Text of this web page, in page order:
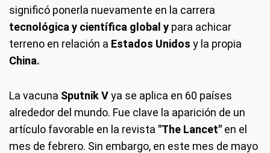
significó ponerla nuevamente en la carrera
tecnológica y científica global y para achicar
terreno en relación a Estados Unidos y la propia
China.
La vacuna Sputnik Vya se aplica en 60 países
alrededor del mundo. Fue clave la aparición de un
artículo favorable en la revista "The Lancet" en el
mes de febrero. Sin embargo, en este mes de mayo